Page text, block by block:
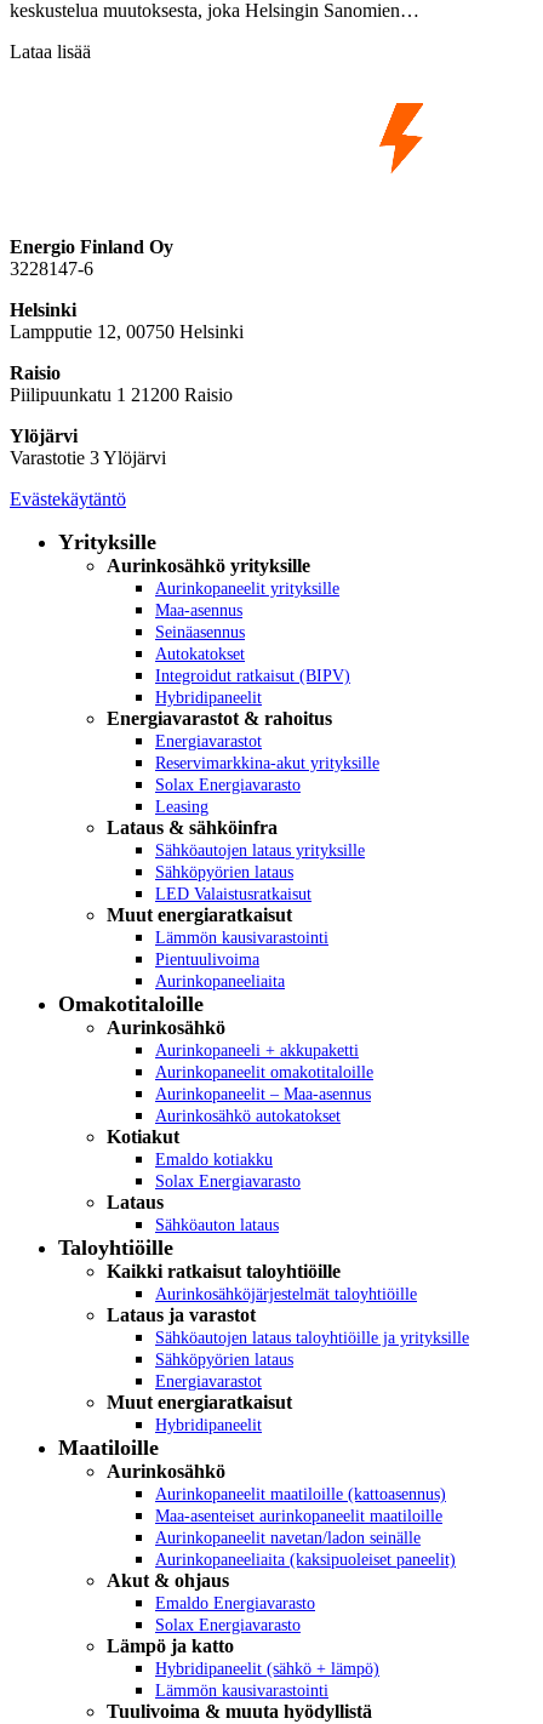
keskustelua muutoksesta, joka Helsingin Sanomien…
Lataa lisää
Energio Finland Oy
3228147-6
Helsinki
Lampputie 12, 00750 Helsinki
Raisio
Piilipuunkatu 1 21200 Raisio
Ylöjärvi
Varastotie 3 Ylöjärvi
Evästekäytäntö
Yrityksille
Aurinkosähkö yrityksille
Aurinkopaneelit yrityksille
Maa-asennus
Seinäasennus
Autokatokset
Integroidut ratkaisut (BIPV)
Hybridipaneelit
Energiavarastot & rahoitus
Energiavarastot
Reservimarkkina-akut yrityksille
Solax Energiavarasto
Leasing
Lataus & sähköinfra
Sähköautojen lataus yrityksille
Sähköpyörien lataus
LED Valaistusratkaisut
Muut energiaratkaisut
Lämmön kausivarastointi
Pientuulivoima
Aurinkopaneeliaita
Omakotitaloille
Aurinkosähkö
Aurinkopaneeli + akkupaketti
Aurinkopaneelit omakotitaloille
Aurinkopaneelit – Maa-asennus
Aurinkosähkö autokatokset
Kotiakut
Emaldo kotiakku
Solax Energiavarasto
Lataus
Sähköauton lataus
Taloyhtiöille
Kaikki ratkaisut taloyhtiöille
Aurinkosähköjärjestelmät taloyhtiöille
Lataus ja varastot
Sähköautojen lataus taloyhtiöille ja yrityksille
Sähköpyörien lataus
Energiavarastot
Muut energiaratkaisut
Hybridipaneelit
Maatiloille
Aurinkosähkö
Aurinkopaneelit maatiloille (kattoasennus)
Maa-asenteiset aurinkopaneelit maatiloille
Aurinkopaneelit navetan/ladon seinälle
Aurinkopaneeliaita (kaksipuoleiset paneelit)
Akut & ohjaus
Emaldo Energiavarasto
Solax Energiavarasto
Lämpö ja katto
Hybridipaneelit (sähkö + lämpö)
Lämmön kausivarastointi
Tuulivoima & muuta hyödyllistä